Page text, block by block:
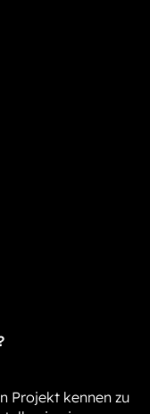
Projekt kennen zu